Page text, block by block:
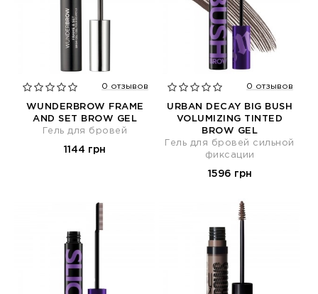
0 отзывов
WUNDERBROW FRAME
AND SET BROW GEL
Гель для бровей
1144 грн
0 отзывов
URBAN DECAY BIG BUSH
VOLUMIZING TINTED
BROW GEL
Гель для бровей сильной
фиксации
1596 грн